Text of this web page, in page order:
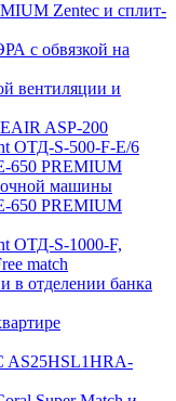
Zentec и сплит-
с обвязкой на
вентиляции и
ASP-200
ОТД-S-500-F-E/6
650 PREMIUM
машины
650 PREMIUM
ОТД-S-1000-F,
match
в отделении банка
AS25HSL1HRA-